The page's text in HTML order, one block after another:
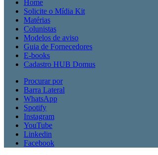
Home
Solicite o Mídia Kit
Matérias
Colunistas
Modelos de aviso
Guia de Fornecedores
E-books
Cadastro HUB Domus
Procurar por
Barra Lateral
WhatsApp
Spotify
Instagram
YouTube
Linkedin
Facebook